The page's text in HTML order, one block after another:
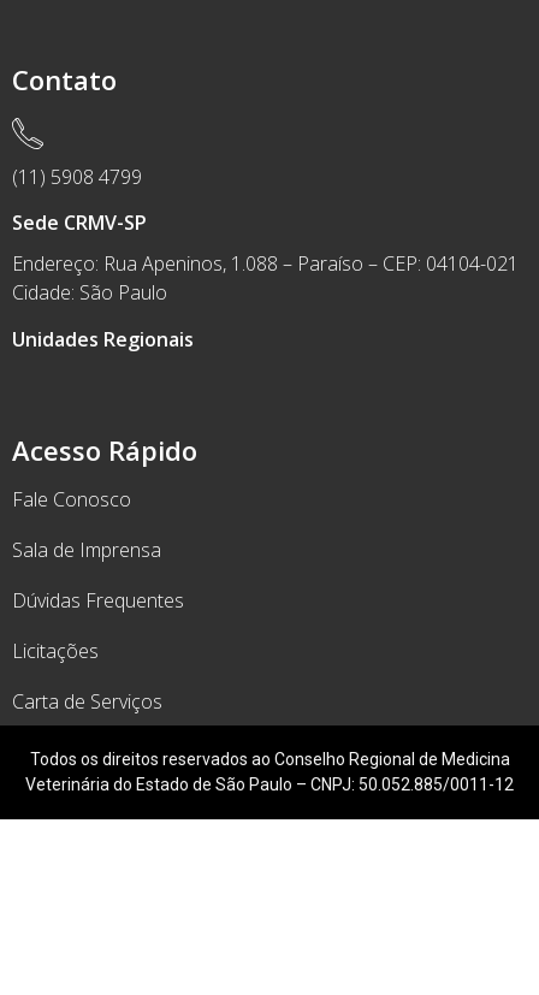
Acesso Rápido
Fale Conosco
Sala de Imprensa
Dúvidas Frequentes
Licitações
Carta de Serviços
Contato
(11) 5908 4799
Sede CRMV-SP
Endereço: Rua Apeninos, 1.088 – Paraíso – CEP: 04104-021
Cidade: São Paulo
Unidades Regionais
Todos os direitos reservados ao Conselho Regional de Medicina
Veterinária do Estado de São Paulo – CNPJ: 50.052.885/0011-12